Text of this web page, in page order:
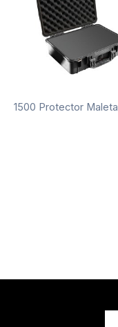
1500 Protector Maleta